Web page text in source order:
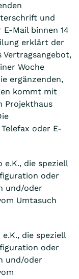
und
Mail binnen 14
erklärt der
Vertragsangebot,
Woche
ergänzenden,
kommt mit
Projekthaus
oder E-
e.K., die speziell
oder
und/oder
Umtasuch
die speziell
oder
und/oder